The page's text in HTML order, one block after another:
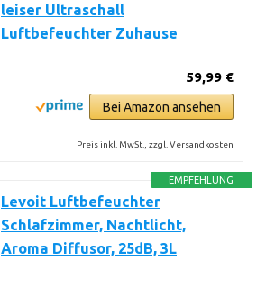
leiser Ultraschall
Luftbefeuchter Zuhause
59,99 €
Bei Amazon ansehen
Preis inkl. MwSt., zzgl. Versandkosten
EMPFEHLUNG
Levoit Luftbefeuchter
Schlafzimmer, Nachtlicht,
Aroma Diffusor, 25dB, 3L